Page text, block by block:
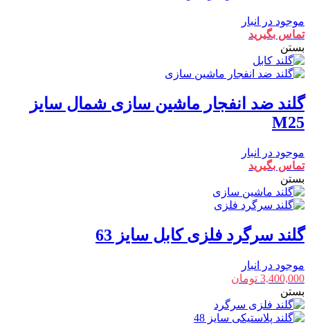
موجود در انبار
تماس بگیرید
بستن
گلند ضد انفجار ماشین سازی شمال سایز
M25
موجود در انبار
تماس بگیرید
بستن
گلند سرگرد فلزی کابل سایز 63
موجود در انبار
3,400,000 تومان
بستن